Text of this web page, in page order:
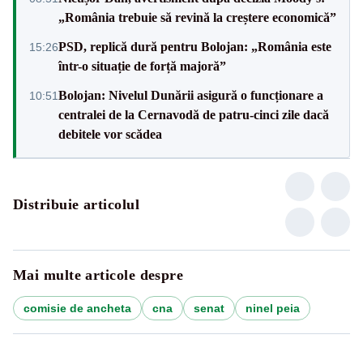
„România trebuie să revină la creștere economică”
15:26PSD, replică dură pentru Bolojan: „România este
într-o situație de forță majoră”
10:51Bolojan: Nivelul Dunării asigură o funcționare a
centralei de la Cernavodă de patru-cinci zile dacă
debitele vor scădea
Distribuie articolul
Mai multe articole despre
comisie de ancheta cna senat ninel peia